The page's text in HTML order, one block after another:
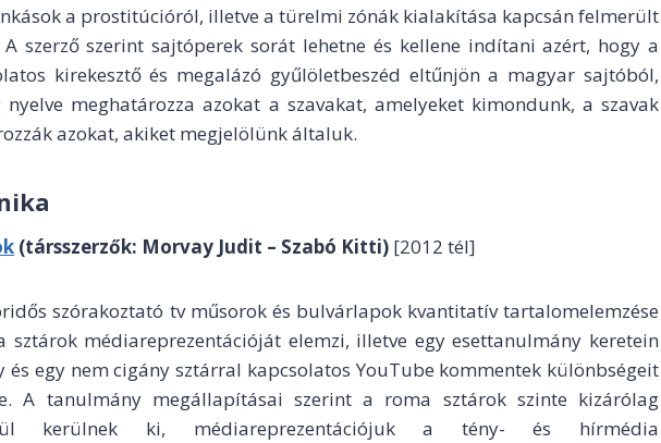
a prostitúcióról, illetve a türelmi zónák kialakítása kapcsán felmerült
szerző szerint sajtóperek sorát lehetne és kellene indítani azért, hogy a
kirekesztő és megalázó gyűlöletbeszéd eltűnjön a magyar sajtóból,
nyelve meghatározza azokat a szavakat, amelyeket kimondunk, a szavak
azokat, akiket megjelölünk általuk.
(társszerzők: Morvay Judit – Szabó Kitti) [2012 tél]
szórakoztató tv műsorok és bulvárlapok kvantitatív tartalomelemzése
sztárok médiareprezentációját elemzi, illetve egy esettanulmány keretein
és egy nem cigány sztárral kapcsolatos YouTube kommentek különbségeit
A tanulmány megállapításai szerint a roma sztárok szinte kizárólag
kerülnek ki, médiareprezentációjuk a tény- és hírmédia